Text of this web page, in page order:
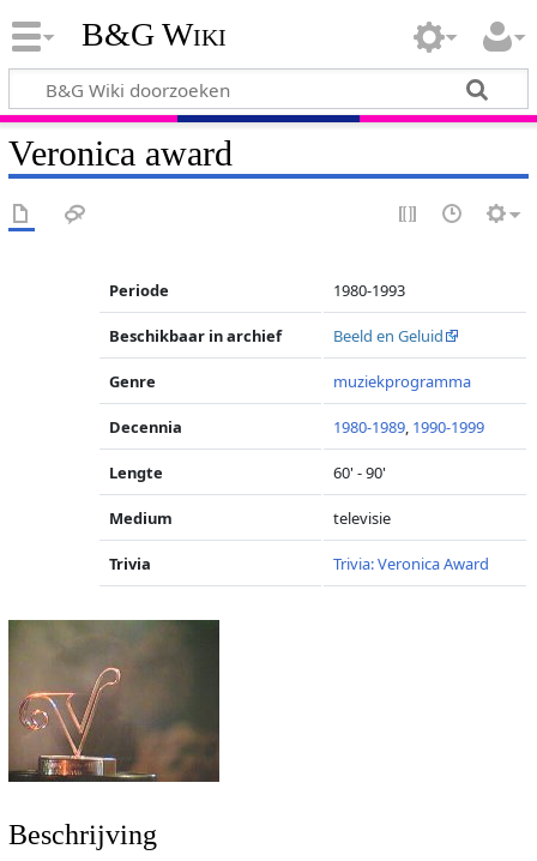
B&G Wiki
Veronica award
Periode 1980-1993
Beschikbaar in archief Beeld en Geluid
Genre muziekprogramma
Decennia 1980-1989, 1990-1999
Lengte 60' - 90'
Medium televisie
Trivia Trivia: Veronica Award
Beschrijving